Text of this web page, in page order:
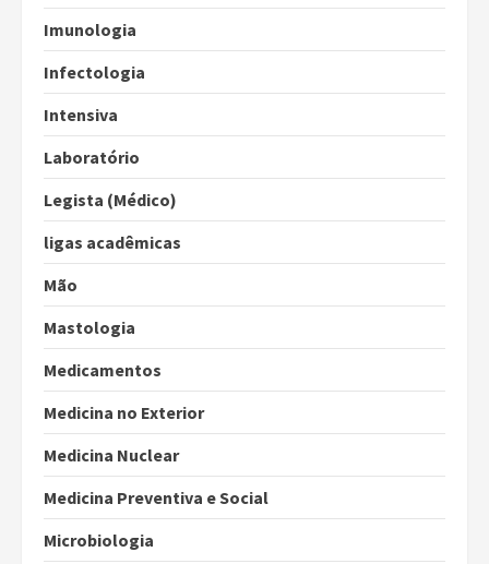
Imunologia
Infectologia
Intensiva
Laboratório
Legista (Médico)
ligas acadêmicas
Mão
Mastologia
Medicamentos
Medicina no Exterior
Medicina Nuclear
Medicina Preventiva e Social
Microbiologia